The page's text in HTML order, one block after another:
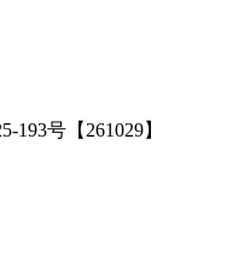
号【261029】